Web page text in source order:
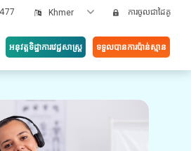
Khmer ការចូលជាដៃគូ
អនុវត្តទិដ្ឋាការវេជ្ជសាស្រ្ត ទទួលបានការប៉ាន់ស្មាន